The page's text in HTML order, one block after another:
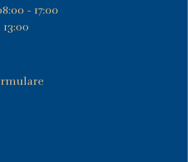
- 17:00